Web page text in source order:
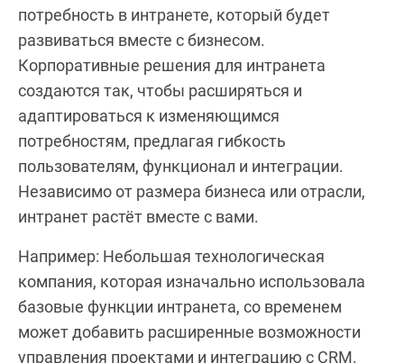
потребность в интранете, который будет
развиваться вместе с бизнесом.
Корпоративные решения для интранета
создаются так, чтобы расширяться и
адаптироваться к изменяющимся
потребностям, предлагая гибкость
пользователям, функционал и интеграции.
Независимо от размера бизнеса или отрасли,
интранет растёт вместе с вами.
Например: Небольшая технологическая
компания, которая изначально использовала
базовые функции интранета, со временем
может добавить расширенные возможности
управления проектами и интеграцию с CRM.